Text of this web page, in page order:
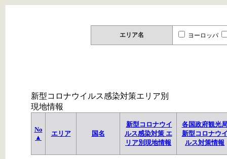
エリア名 ヨーロッパ
新型コロナウイルス感染対策エリア別
現地情報
No
▲
エリア 国名
新型コロナウイ
ルス感染対策 エ
リア別現地情報
各国政府観光
新型コロナウ
ルス対策情報